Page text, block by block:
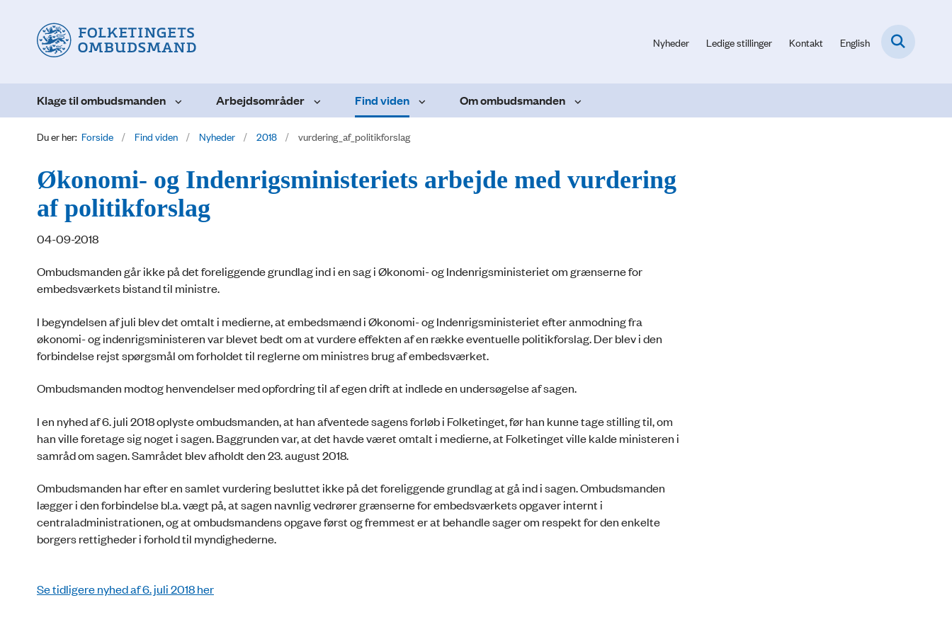
Nyheder Ledige stillinger Kontakt English
Klage til ombudsmanden Arbejdsområder Find viden Om ombudsmanden
Du er her: Forside Find viden Nyheder 2018 vurdering_af_politikforslag
Økonomi- og Indenrigsministeriets arbejde med vurdering
af politikforslag
04-09-2018
Ombudsmanden går ikke på det foreliggende grundlag ind i en sag i Økonomi- og Indenrigsministeriet om grænserne for
embedsværkets bistand til ministre.
I begyndelsen af juli blev det omtalt i medierne, at embedsmænd i Økonomi- og Indenrigsministeriet efter anmodning fra
økonomi- og indenrigsministeren var blevet bedt om at vurdere effekten af en række eventuelle politikforslag. Der blev i den
forbindelse rejst spørgsmål om forholdet til reglerne om ministres brug af embedsværket.
Ombudsmanden modtog henvendelser med opfordring til af egen drift at indlede en undersøgelse af sagen.
I en nyhed af 6. juli 2018 oplyste ombudsmanden, at han afventede sagens forløb i Folketinget, før han kunne tage stilling til, om
han ville foretage sig noget i sagen. Baggrunden var, at det havde været omtalt i medierne, at Folketinget ville kalde ministeren i
samråd om sagen. Samrådet blev afholdt den 23. august 2018.
Ombudsmanden har efter en samlet vurdering besluttet ikke på det foreliggende grundlag at gå ind i sagen. Ombudsmanden
lægger i den forbindelse bl.a. vægt på, at sagen navnlig vedrører grænserne for embedsværkets opgaver internt i
centraladministrationen, og at ombudsmandens opgave først og fremmest er at behandle sager om respekt for den enkelte
borgers rettigheder i forhold til myndighederne.
Se tidligere nyhed af 6. juli 2018 her